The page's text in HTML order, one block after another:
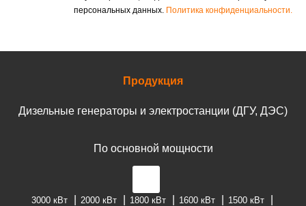
персональных данных. Политика конфиденциальности.
Продукция
Дизельные генераторы и электростанции (ДГУ, ДЭС)
По основной мощности
3000 кВт 2000 кВт 1800 кВт 1600 кВт
1500 кВт